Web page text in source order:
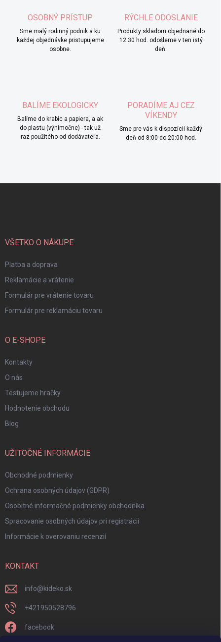
OSOBNÝ PRÍSTUP
Sme malý rodinný podnik a ku
každej objednávke pristupujeme
osobne.
RÝCHLE ODOSLANIE
Produkty skladom objednané do
12:30 hod. odošleme v ten istý
deň.
BALÍME EKOLOGICKY
Balíme do krabíc a papiera, a ak
do plastu (výnimočne) - tak už
raz použitého od dodávateľa.
PORADÍME AJ CEZ
VÍKENDY
Sme pre vás k dispozícii každý
deň od 8:00 do 20:00 hod.
VŠETKO O NÁKUPE
Platba a doprava
Reklamácie a vrátenie
Formulár pre vrátenie tovaru
Formulár pre reklamáciu tovaru
O E-SHOPE
Kontakty
O nás
Testujeme hračky
Hodnotenie obchodu
Blog
UŽITOČNÉ INFORMÁCIE
Obchodné podmienky
Ochrana osobných údajov (GDPR)
Osobitné informačné podmienky obchodníka
Spracovanie osobných údajov pri registrácii
Informácie k overovaniu recenzií
KONTAKT
info@kideko.sk
+421950528796
facebook